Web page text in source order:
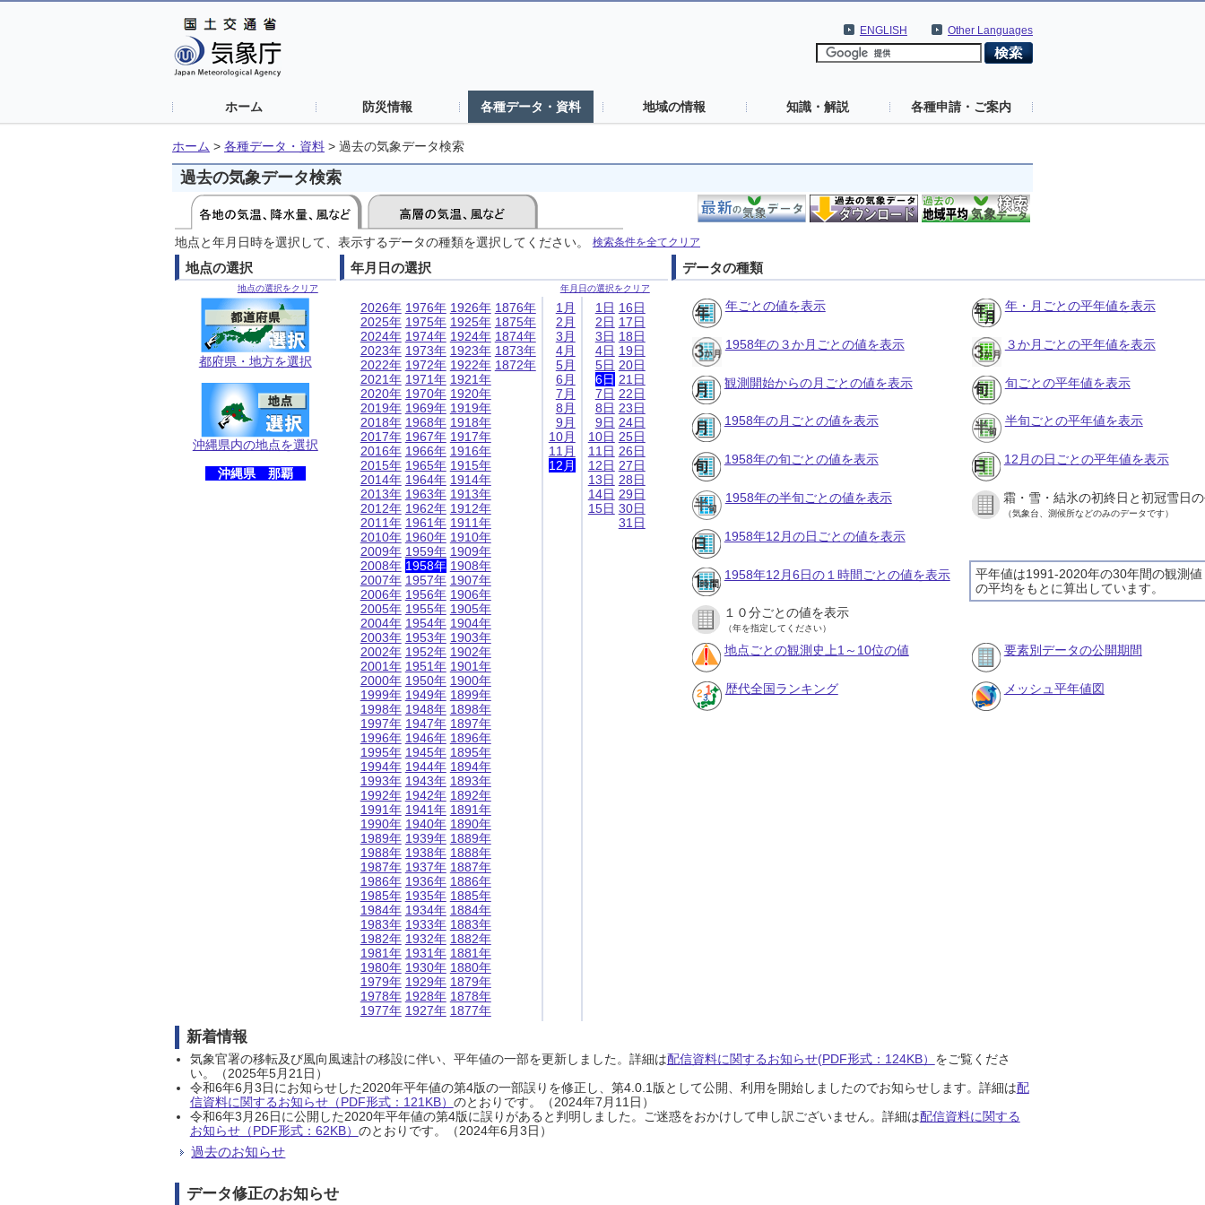
Other Languages
ENGLISH
ホーム 防災情報 各種データ・資料 地域の情報 知識・解説 各種申請・ご案内
ホーム > 各種データ・資料 > 過去の気象データ検索
過去の気象データ検索
地点と年月日時を選択して、表示するデータの種類を選択してください。 検索条件を全てクリア
地点の選択
地点の選択をクリア
都府県・地方を選択
沖縄県内の地点を選択
沖縄県 那覇
年月日の選択
年月日の選択をクリア
2026年
2025年
2024年
2023年
2022年
2021年
2020年
2019年
2018年
2017年
2016年
2015年
2014年
2013年
2012年
2011年
2010年
2009年
2008年
2007年
2006年
2005年
2004年
2003年
2002年
2001年
2000年
1999年
1998年
1997年
1996年
1995年
1994年
1993年
1992年
1991年
1990年
1989年
1988年
1987年
1986年
1985年
1984年
1983年
1982年
1981年
1980年
1979年
1978年
1977年
1976年
1975年
1974年
1973年
1972年
1971年
1970年
1969年
1968年
1967年
1966年
1965年
1964年
1963年
1962年
1961年
1960年
1959年
1958年
1957年
1956年
1955年
1954年
1953年
1952年
1951年
1950年
1949年
1948年
1947年
1946年
1945年
1944年
1943年
1942年
1941年
1940年
1939年
1938年
1937年
1936年
1935年
1934年
1933年
1932年
1931年
1930年
1929年
1928年
1927年
1926年
1925年
1924年
1923年
1922年
1921年
1920年
1919年
1918年
1917年
1916年
1915年
1914年
1913年
1912年
1911年
1910年
1909年
1908年
1907年
1906年
1905年
1904年
1903年
1902年
1901年
1900年
1899年
1898年
1897年
1896年
1895年
1894年
1893年
1892年
1891年
1890年
1889年
1888年
1887年
1886年
1885年
1884年
1883年
1882年
1881年
1880年
1879年
1878年
1877年
1876年
1875年
1874年
1873年
1872年
1月
2月
3月
4月
5月
6月
7月
8月
9月
10月
11月
12月
1日
2日
3日
4日
5日
6日
7日
8日
9日
10日
11日
12日
13日
14日
15日
16日
17日
18日
19日
20日
21日
22日
23日
24日
25日
26日
27日
28日
29日
30日
31日
データの種類
年ごとの値を表示 年・月ごとの平年値を表示
1958年の３か月ごとの値を表示 ３か月ごとの平年値を表示
観測開始からの月ごとの値を表示 旬ごとの平年値を表示
1958年の月ごとの値を表示 半旬ごとの平年値を表示
1958年の旬ごとの値を表示 12月の日ごとの平年値を表示
1958年の半旬ごとの値を表示 霜・雪・結氷の初終日と初冠雪日
（気象台、測候所などのみのデータです）
1958年12月の日ごとの値を表示
平年値は1991-2020年の30年間の観測値
の平均をもとに算出しています。
1958年12月6日の１時間ごとの値を表示
１０分ごとの値を表示
（年を指定してください）
地点ごとの観測史上1～10位の値 要素別データの公開期間
歴代全国ランキング メッシュ平年値図
新着情報
気象官署の移転及び風向風速計の移設に伴い、平年値の一部を更新しました。詳細は配信資料に関するお知らせ(PDF形式：124KB） をご覧くださ
い。（2025年5月21日）
令和6年6月3日にお知らせした2020年平年値の第4版の一部誤りを修正し、第4.0.1版として公開、利用を開始しましたのでお知らせします。詳細は配
信資料に関するお知らせ（PDF形式：121KB） のとおりです。（2024年7月11日）
令和6年3月26日に公開した2020年平年値の第4版に誤りがあると判明しました。ご迷惑をおかけして申し訳ございません。詳細は配信資料に関する
お知らせ（PDF形式：62KB） のとおりです。（2024年6月3日）
過去のお知らせ
データ修正のお知らせ